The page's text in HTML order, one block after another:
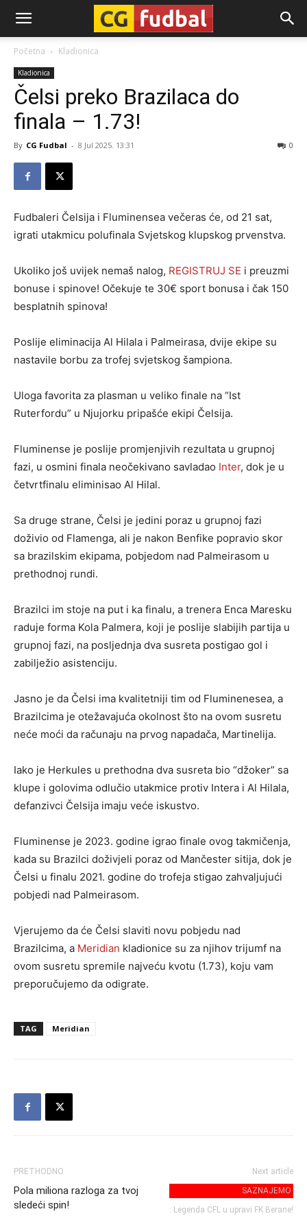
CG-
Fudbal
Početna Kladionica
Kladionica
Čelsi preko Brazilaca do
finala – 1.73!
By CG Fudbal - 8 Jul 2025. 13:31 0
Fudbaleri Čelsija i Fluminensea večeras će, od 21 sat,
igrati utakmicu polufinala Svjetskog klupskog prvenstva.
Ukoliko još uvijek nemaš nalog, REGISTRUJ SE i preuzmi
bonuse i spinove! Očekuje te 30€ sport bonusa i čak 150
besplatnih spinova!
Poslije eliminacija Al Hilala i Palmeirasa, dvije ekipe su
nastavile borbu za trofej svjetskog šampiona.
Uloga favorita za plasman u veliko finale na “Ist
Ruterfordu” u Njujorku pripašće ekipi Čelsija.
Fluminense je poslije promjenjivih rezultata u grupnoj
fazi, u osmini finala neočekivano savladao Inter, dok je u
četvrtfinalu eliminisao Al Hilal.
Sa druge strane, Čelsi je jedini poraz u grupnoj fazi
doživio od Flamenga, ali je nakon Benfike popravio skor
sa brazilskim ekipama, pobjedom nad Palmeirasom u
prethodnoj rundi.
Brazilci im stoje na put i ka finalu, a trenera Enca Maresku
raduje forma Kola Palmera, koji je poslije slabijih partija u
grupnoj fazi, na posljednja dva susreta postigao gol i
zabilježio asistenciju.
Jasno je da Čelsi ima kvalitetniji tim od Fluminenesea, a
Brazilcima je otežavajuća okolnost što na ovom susretu
neće moći da računaju na prvog napadača, Martinelija.
Iako je Herkules u prethodna dva susreta bio “džoker” sa
klupe i golovima odlučio utakmice protiv Intera i Al Hilala,
defanzivci Čelsija imaju veće iskustvo.
Fluminense je 2023. godine igrao finale ovog takmičenja,
kada su Brazilci doživjeli poraz od Mančester sitija, dok je
Čelsi u finalu 2021. godine do trofeja stigao zahvaljujući
pobjedi nad Palmeirasom.
Vjerujemo da će Čelsi slaviti novu pobjedu nad
Brazilcima, a Meridian kladionice su za njihov trijumf na
ovom susretu spremile najveću kvotu (1.73), koju vam
preporučujemo da odigrate.
TAG Meridian
PRETHODNO
Pola miliona razloga za tvoj
sledeći spin!
Next article
SAZNAJEMO
: Legenda CFL u upravi FK Berane!